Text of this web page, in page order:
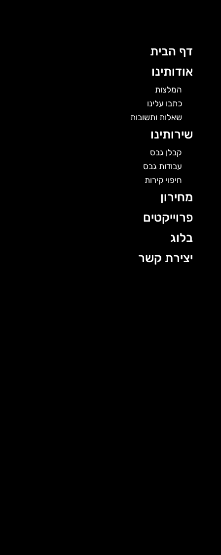
דף הבית
אודותינו
המלצות
כתבו עלינו
שאלות ותשובות
שירותינו
קבלן גבס
עבודות גבס
חיפוי קירות
מחירון
פרוייקטים
בלוג
יצירת קשר